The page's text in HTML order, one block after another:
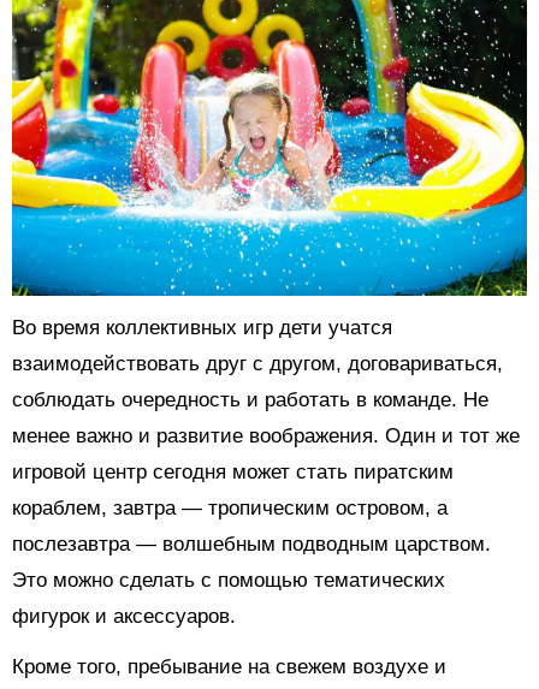
Во время коллективных игр дети учатся
взаимодействовать друг с другом, договариваться,
соблюдать очередность и работать в команде. Не
менее важно и развитие воображения. Один и тот же
игровой центр сегодня может стать пиратским
кораблем, завтра — тропическим островом, а
послезавтра — волшебным подводным царством.
Это можно сделать с помощью тематических
фигурок и аксессуаров.
Кроме того, пребывание на свежем воздухе и